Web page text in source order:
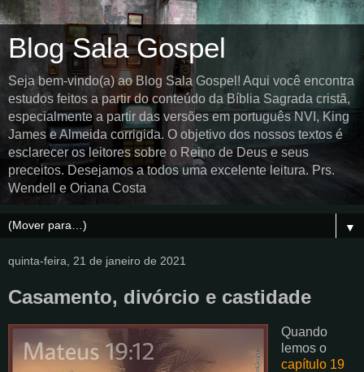
Blog Sala Gospel
Seja bem-vindo(a) ao Blog Sala Gospel! Aqui você encontra
estudos feitos a partir do conteúdo da Bíblia Sagrada cristã,
especialmente a partir das versões em português NVI, King
James e Almeida corrigida. O objetivo dos nossos textos é
esclarecer os leitores sobre o Reino de Deus e seus
preceitos. Desejamos a todos uma excelente leitura. Prs.
Wendell e Oriana Costa
▼
quinta-feira, 21 de janeiro de 2021
Casamento, divórcio e castidade
Quando
lemos o
capítulo 19